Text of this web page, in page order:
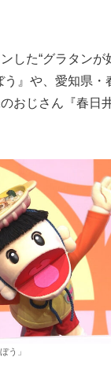
した“グラタンが
う』や、愛知県・
おじさん『春日
う」